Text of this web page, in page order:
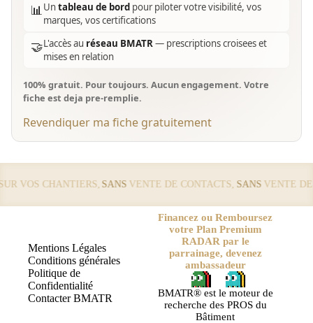
📊Untableau de bord pour piloter votre visibilité, vos
marques, vos certifications
🤝L'accès au réseau BMATR— prescriptions croisees et
mises en relation
100% gratuit. Pour toujours. Aucun engagement. Votre
fiche est deja pre-remplie.
Revendiquer ma fiche gratuitement
VOS CHANTIERS,SANSVENTE DE CONTACTS, SANSVENTE DE
Mentions Légales
Conditions générales
Politique de
Confidentialité
Contacter BMATR
Financez ou Remboursez
votre Plan Premium
RADAR par le
parrainage, devenez
ambassadeur
BMATR® est le moteur de
recherche des PROS du
Bâtiment